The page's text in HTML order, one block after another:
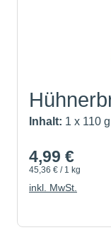
Inhalt: 1 x 110 g
4,99 €
45,36 € / 1 kg
inkl. MwSt.